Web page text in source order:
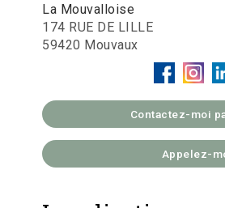
La Mouvalloise
174 RUE DE LILLE
59420 Mouvaux
Contactez-moi
Appelez-